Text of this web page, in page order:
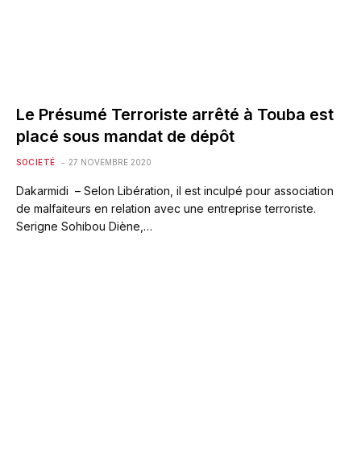
Le Présumé Terroriste arrêté à Touba est
placé sous mandat de dépôt
SOCIETÉ 27 NOVEMBRE 2020
Dakarmidi – Selon Libération, il est inculpé pour association
de malfaiteurs en relation avec une entreprise terroriste.
Serigne Sohibou Diène,…